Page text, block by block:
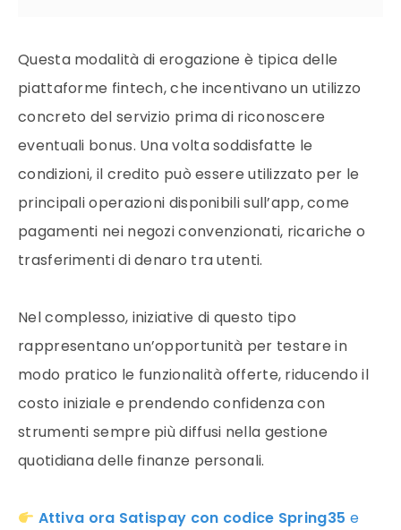
Questa modalità di erogazione è tipica delle
piattaforme fintech, che incentivano un utilizzo
concreto del servizio prima di riconoscere
eventuali bonus. Una volta soddisfatte le
condizioni, il credito può essere utilizzato per le
principali operazioni disponibili sull’app, come
pagamenti nei negozi convenzionati, ricariche o
trasferimenti di denaro tra utenti.
Nel complesso, iniziative di questo tipo
rappresentano un’opportunità per testare in
modo pratico le funzionalità offerte, riducendo il
costo iniziale e prendendo confidenza con
strumenti sempre più diffusi nella gestione
quotidiana delle finanze personali.
Attiva ora Satispay con codice Spring35 e